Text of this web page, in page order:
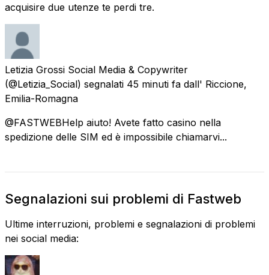
acquisire due utenze te perdi tre.
Letizia Grossi Social Media & Copywriter
(@Letizia_Social) segnalati 45 minuti fa dall' Riccione,
Emilia-Romagna
@FASTWEBHelp aiuto! Avete fatto casino nella
spedizione delle SIM ed è impossibile chiamarvi...
Segnalazioni sui problemi di Fastweb
Ultime interruzioni, problemi e segnalazioni di problemi
nei social media: